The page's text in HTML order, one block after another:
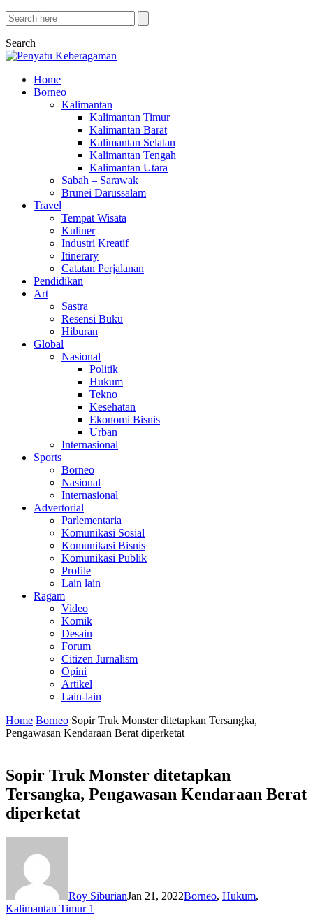
Search
Home
Borneo
Kalimantan
Kalimantan Timur
Kalimantan Barat
Kalimantan Selatan
Kalimantan Tengah
Kalimantan Utara
Sabah – Sarawak
Brunei Darussalam
Travel
Tempat Wisata
Kuliner
Industri Kreatif
Itinerary
Catatan Perjalanan
Pendidikan
Art
Sastra
Resensi Buku
Hiburan
Global
Nasional
Politik
Hukum
Tekno
Kesehatan
Ekonomi Bisnis
Urban
Internasional
Sports
Borneo
Nasional
Internasional
Advertorial
Parlementaria
Komunikasi Sosial
Komunikasi Bisnis
Komunikasi Publik
Profile
Lain lain
Ragam
Video
Komik
Desain
Forum
Citizen Jurnalism
Opini
Artikel
Lain-lain
Home Borneo Sopir Truk Monster ditetapkan Tersangka,
Pengawasan Kendaraan Berat diperketat
Sopir Truk Monster ditetapkan
Tersangka, Pengawasan Kendaraan Berat
diperketat
Roy SiburianJan 21, 2022Borneo, Hukum,
Kalimantan Timur1